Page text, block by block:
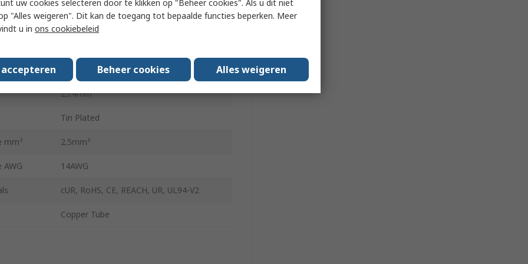
Insulated
AWG
25.4mm
Tin Plated
mm² 2.5mm²
14AWG
cUR, RoHS, CE, REACH, UR, UL94-V2
Copper Tube
uw cookies selecteren door te klikken op "Beheer cookies". Als u dit niet
"Alles weigeren". Dit kan de toegang tot bepaalde functies beperken. Meer
u in ons cookiebeleid
Beheer cookies Alles weigeren